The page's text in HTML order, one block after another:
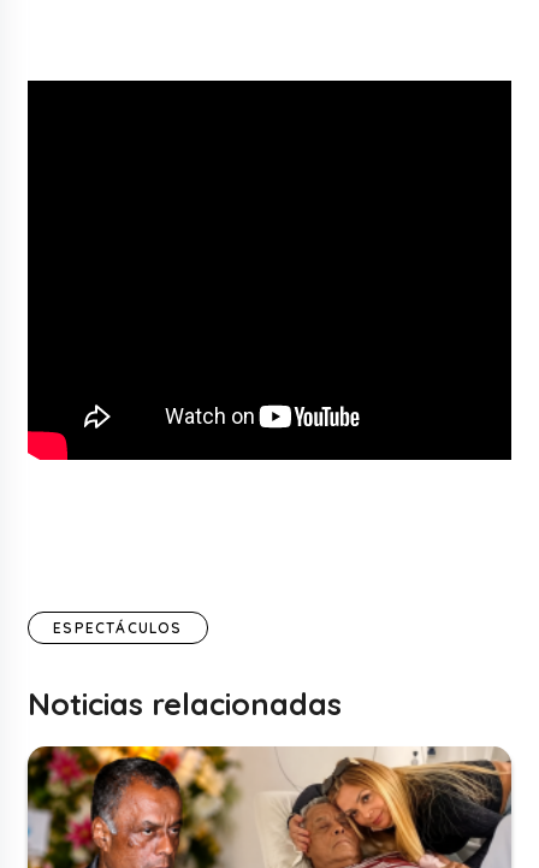
ESPECTÁCULOS
Noticias relacionadas